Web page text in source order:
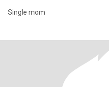
Single mom